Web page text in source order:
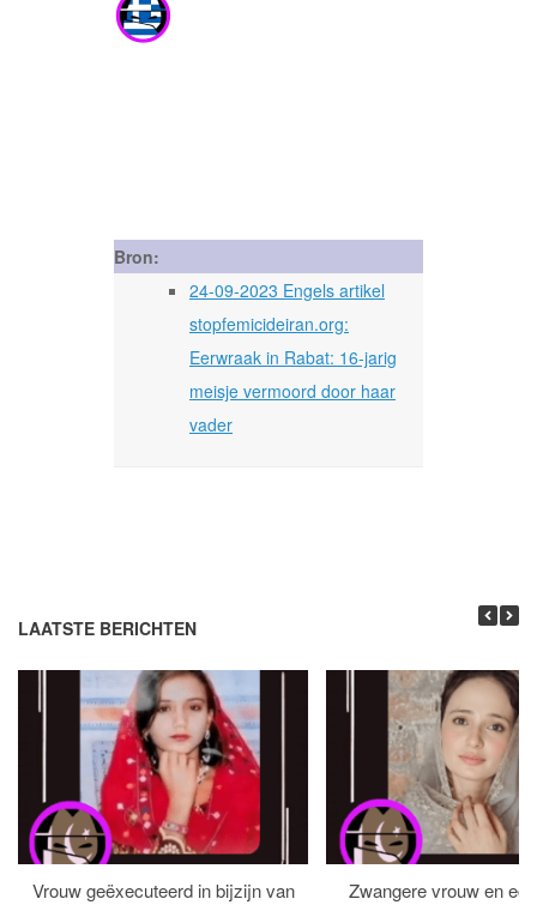
Bron:
24-09-2023 Engels artikel
stopfemicideiran.org:
Eerwraak in Rabat: 16-jarig
meisje vermoord door haar
vader
LAATSTE BERICHTEN
Vrouw geëxecuteerd in bijzijn van
Zwangere vrouw en